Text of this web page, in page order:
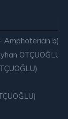
Amphotericin b)
OTÇUOĞLU)